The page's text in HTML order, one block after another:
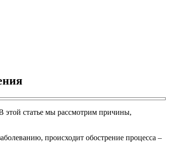
этой статье мы рассмотрим причины,
происходит обострение процесса –